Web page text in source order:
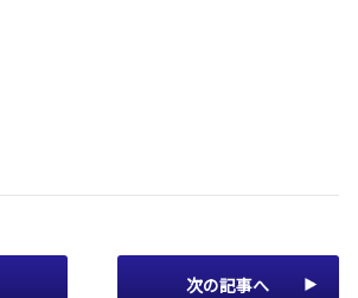
次の記事へ